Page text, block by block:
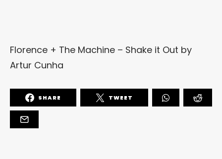
Florence + The Machine – Shake it Out by
Artur Cunha
SHARE TWEET